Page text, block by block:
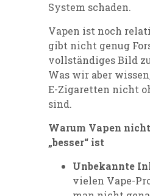
System schaden.
Vapen ist noch
gibt nicht genug
vollständiges Bild
Was wir aber
E-Zigaretten nicht
sind.
Warum Vapen
„besser“ ist
Unbekannte
vielen Vape-